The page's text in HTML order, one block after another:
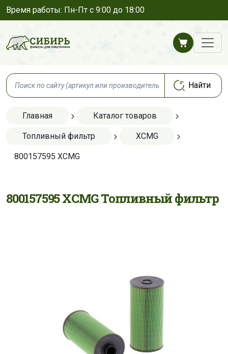
Время работы: Пн-Пт с 9:00 до 18:00
Главная Каталог товаров
Топливный фильтр XCMG
800157595 XCMG
800157595 XCMG Топливный фильтр